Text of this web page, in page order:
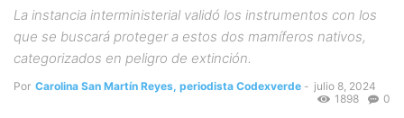
La instancia interministerial validó los instrumentos con los
que se buscará proteger a estos dos mamíferos nativos,
categorizados en peligro de extinción.
Por Carolina San Martín Reyes, periodista Codexverde - julio 8, 2024
0
1898